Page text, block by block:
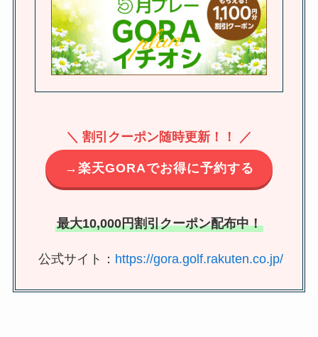
＼ 割引クーポン随時更新！！ ／
→楽天GORAでお得に予約する
最大10,000円割引クーポン配布中！
公式サイト： https://gora.golf.rakuten.co.jp/